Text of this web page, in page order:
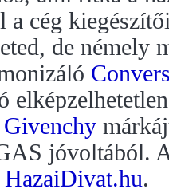
a cég
de némely
Givenchy
jóvoltából.
HazaiDivat.hu.